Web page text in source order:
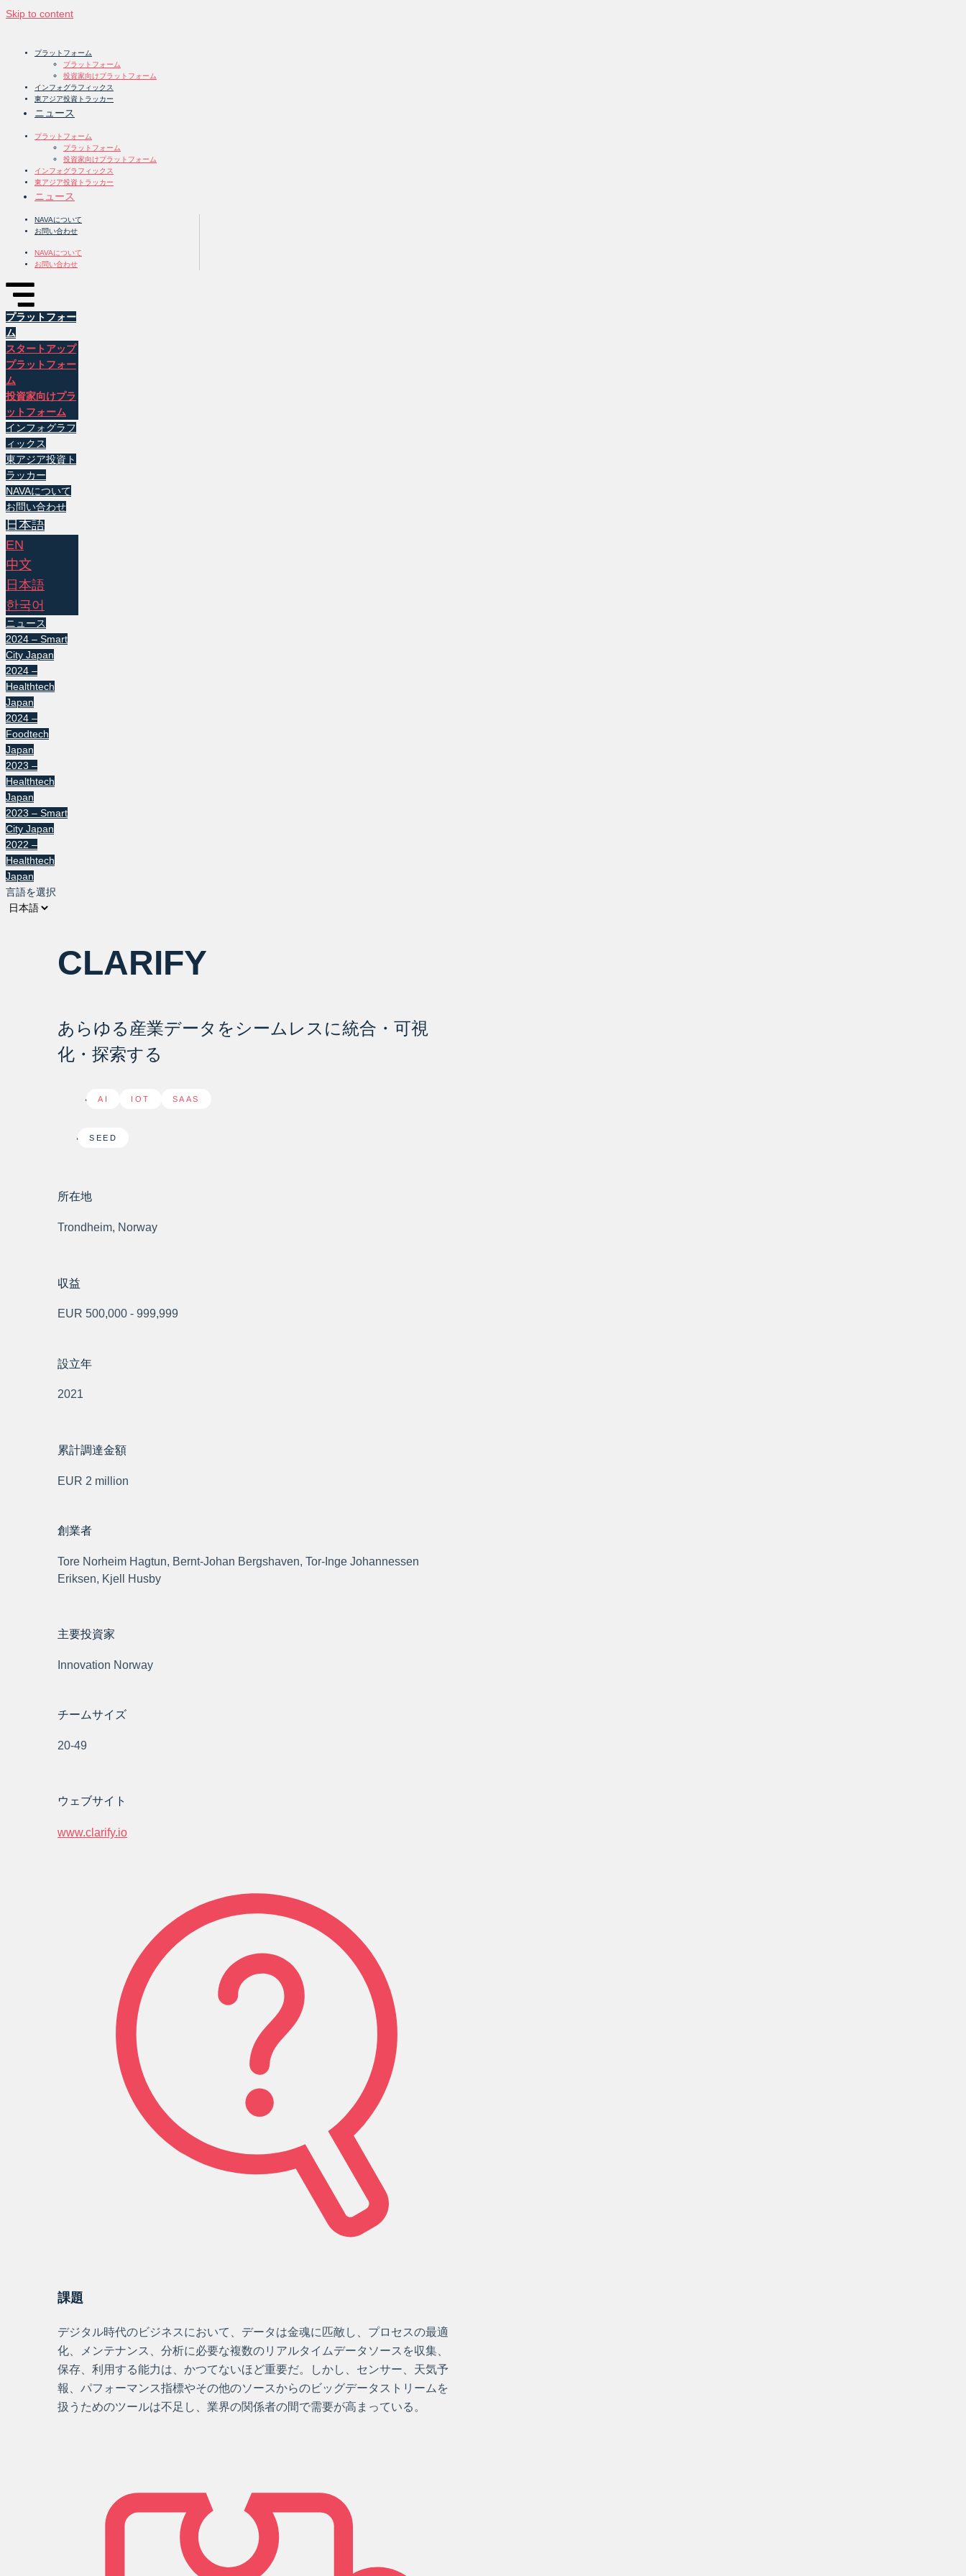
Skip to content
プラットフォーム
プラットフォーム
投資家向けプラットフォーム
インフォグラフィックス
東アジア投資トラッカー
ニュース
プラットフォーム
プラットフォーム
投資家向けプラットフォーム
インフォグラフィックス
東アジア投資トラッカー
ニュース
NAVAについて
お問い合わせ
NAVAについて
お問い合わせ
プラットフォー
ム
スタートアップ
プラットフォー
ム
投資家向けプラ
ットフォーム
インフォグラフ
ィックス
東アジア投資ト
ラッカー
NAVAについて
お問い合わせ
日本語
EN
中文
日本語
한국어
ニュース
2024 – Smart
City Japan
2024 –
Healthtech
Japan
2024 –
Foodtech
Japan
2023 –
Healthtech
Japan
2023 – Smart
City Japan
2022 –
Healthtech
Japan
言語を選択
CLARIFY
あらゆる産業データをシームレスに統合・可視
化・探索する
AI IOT SAAS
SEED
所在地
Trondheim, Norway
収益
EUR 500,000 - 999,999
設立年
2021
累計調達金額
EUR 2 million
創業者
Tore Norheim Hagtun, Bernt-Johan Bergshaven, Tor-Inge Johannessen
Eriksen, Kjell Husby
主要投資家
Innovation Norway
チームサイズ
20-49
ウェブサイト
www.clarify.io
課題
デジタル時代のビジネスにおいて、データは金魂に匹敵し、プロセスの最適
化、メンテナンス、分析に必要な複数のリアルタイムデータソースを収集、
保存、利用する能力は、かつてないほど重要だ。しかし、センサー、天気予
報、パフォーマンス指標やその他のソースからのビッグデータストリームを
扱うためのツールは不足し、業界の関係者の間で需要が高まっている。